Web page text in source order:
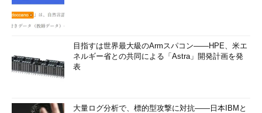
目指すは世界最大級のArmスパコン――HPE、米エ
ネルギー省との共同による「Astra」開発計画を発
表
大量ログ分析で、標的型攻撃に対抗――日本IBMと